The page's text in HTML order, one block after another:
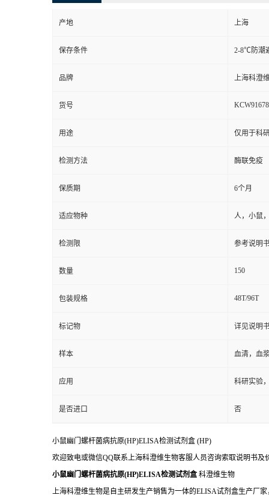
产地 上海
保存条件 2-8℃防潮
品牌 上海科澄
货号 KCW91678
用途 仅用于科
检测方法 酶联免疫
保质期 6个月
适应物种 人，小鼠
检测限 参考说明
数量 150
包装规格 48T/96T
标记物 详见说明
样本 血清，血
应用 科研实验
是否进口 否
小鼠幽门螺杆菌病抗原(HP)ELISA检测试剂盒 (HP)
欢迎致电或微信QQ联系上海科澄维生物客服人员咨询索取说明书及
小鼠幽门螺杆菌病抗原(HP)ELISA检测试剂盒 科澄维生物
上海科澄维生物是自主研发生产销售为一体的ELISA试剂盒生产厂